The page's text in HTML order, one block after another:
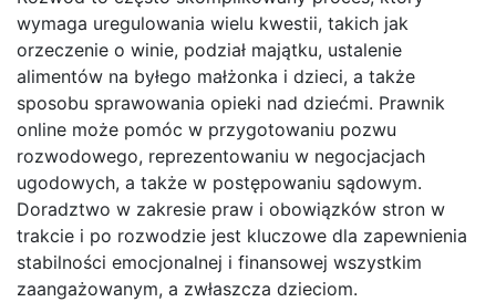
wymaga uregulowania wielu kwestii, takich jak
orzeczenie o winie, podział majątku, ustalenie
alimentów na byłego małżonka i dzieci, a także
sposobu sprawowania opieki nad dziećmi. Prawnik
online może pomóc w przygotowaniu pozwu
rozwodowego, reprezentowaniu w negocjacjach
ugodowych, a także w postępowaniu sądowym.
Doradztwo w zakresie praw i obowiązków stron w
trakcie i po rozwodzie jest kluczowe dla zapewnienia
stabilności emocjonalnej i finansowej wszystkim
zaangażowanym, a zwłaszcza dzieciom.